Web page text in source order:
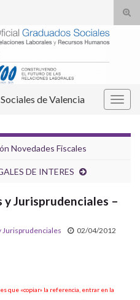
el
de Valencia
Novedades Fiscales
DE INTERES
Jurisprudenciales –
Jurisprudenciales 02/04/2012
que «copiar» la referencia, entrar en la